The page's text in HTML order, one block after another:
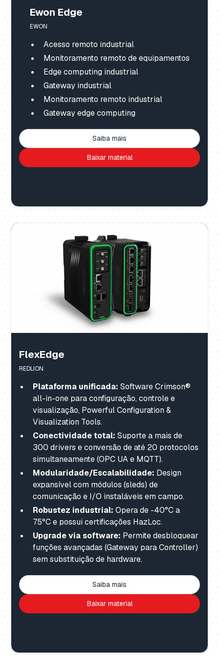
Ewon Edge
EWON
Acesso remoto industrial
Monitoramento remoto de equipamentos
Edge computing industrial
Gateway industrial
Monitoramento remoto industrial
Gateway edge computing
Saiba mais
Baixar material
FlexEdge
REDLION
Plataforma unificada: Software Crimson®
all-in-one para configuração, controle e
visualização, Powerful Configuration &
Visualization Tools.
Conectividade total: Suporte a mais de
300 drivers e conversão de até 20 protocolos
simultaneamente (OPC UA e MQTT).
Modularidade/Escalabilidade: Design
expansível com módulos (sleds) de
comunicação e I/O instaláveis em campo.
Robustez industrial:Opera de -40°C a
75°C e possui certificações HazLoc.
Upgrade via software: Permite desbloquear
funções avançadas (Gateway para Controller)
sem substituição de hardware.
Saiba mais
Baixar material